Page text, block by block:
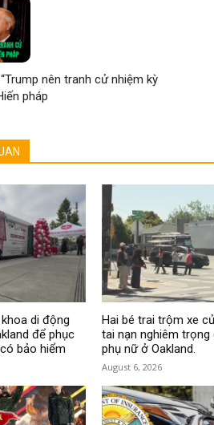
nên tranh cử nhiệm kỳ
pháp
di động
để phục
bảo hiểm
Hai bé trai trộm xe
tai nạn nghiêm
phụ nữ ở Oakland.
August 6, 2026